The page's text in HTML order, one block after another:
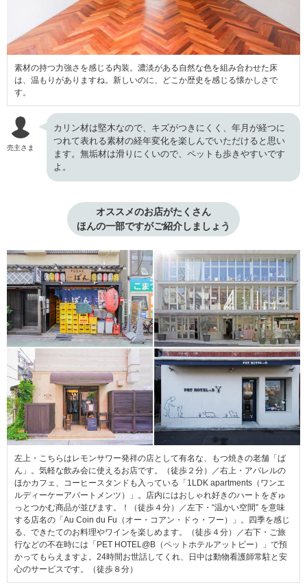
素材の持つ力強さを感じる内装。濃淡がある自然な色を組み合わせた床
は、温もりがありますね。新しいのに、どこか歴史を感じる懐かしさで
す。
売主さま
カリン材は堅木なので、キズがつきにくく、年月が経つに
つれて表れる素材の経年変化を楽しんでいただけると思い
ます。無垢材は滑りにくいので、ペットも歩きやすいです
よ。
オススメのお店がたくさん
ほんの一部ですがご紹介しましょう
左上・こちらはレモンサワー発祥の店として有名な、もつ焼きの老舗「ば
ん」。気軽な飲み会に使えるお店です。（徒歩２分）／右上・アパレルの
ほかカフェ、コーヒースタンドも入っている「1LDK apartments（ワンエ
ルディーケーアパートメンツ）」。店内にはおしゃれ好きのハートをぎゅ
っとつかむ商品が並びます。！（徒歩４分）／左下・“温かい空間” を意味
する店名の「Au Coin du Fu（オー・コアン・ドゥ・フー）」。四季を感じ
る、できたてのお料理やワインを楽しめます。（徒歩４分）／右下・ご旅
行などの不在時には「PET HOTEL@B（ペットホテルアットビー）」で預
かってもらえますよ。24時間お世話してくれ、日中は動物看護師常駐と安
心のサービスです。（徒歩８分）